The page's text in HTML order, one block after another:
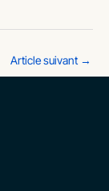
Article suivant →